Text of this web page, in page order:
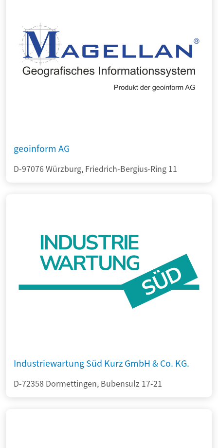
geoinform AG
D-97076 Würzburg, Friedrich-Bergius-Ring 11
Industriewartung Süd Kurz GmbH & Co. KG.
D-72358 Dormettingen, Bubensulz 17-21